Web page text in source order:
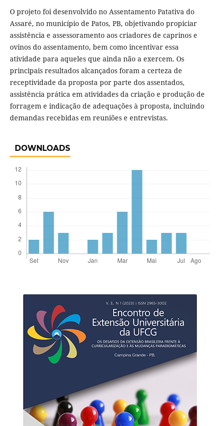
O projeto foi desenvolvido no Assentamento Patativa do
Assaré, no município de Patos, PB, objetivando propiciar
assistência e assessoramento aos criadores de caprinos e
ovinos do assentamento, bem como incentivar essa
atividade para aqueles que ainda não a exercem. Os
principais resultados alcançados foram a certeza de
receptividade da proposta por parte dos assentados,
assistência prática em atividades da criação e produção de
forragem e indicação de adequações à proposta, incluindo
demandas recebidas em reuniões e entrevistas.
DOWNLOADS